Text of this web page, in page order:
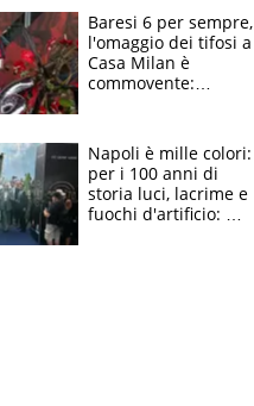
circondati
dall'affetto dei tifosi
Baresi 6 per sempre,
l'omaggio dei tifosi a
Casa Milan è
commovente:
bigliettini
Napoli è mille colori:
per i 100 anni di
storia luci, lacrime e
fuochi d'artificio: De